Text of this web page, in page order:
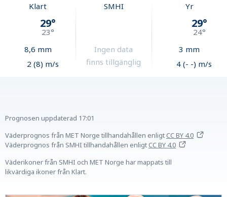
Klart
29°
23°
8,6 mm
2 (8) m/s
SMHI
Ingen data
finns tillgänglig
Yr
29°
24°
3 mm
4 (- -) m/s
Prognosen uppdaterad 17:01
Väderprognos från MET Norge tillhandahållen enligtCC BY 4.0
Väderprognos från SMHI tillhandahållen enligtCC BY 4.0
Väderikoner från SMHI och MET Norge har mappats till
likvärdiga ikoner från Klart.